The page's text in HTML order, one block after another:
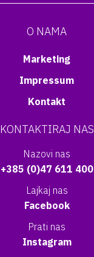
O NAMA
Marketing
Impressum
Kontakt
KONTAKTIRAJ NAS
Nazovi nas
+385 (0)47 611 400
Lajkaj nas
Facebook
Prati nas
Instagram